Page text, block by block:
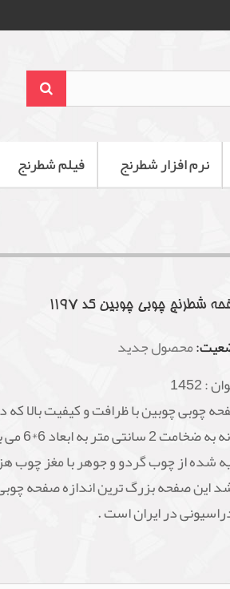
نرم افزار شطرنج فیلم شطرنج
شطرنج چوبی چوبین کد 1197
محصول جدید
:
1452
خانه به ضخامت
شده از چوب گردو و جوهر با مغز چوب
این صفحه بزرگ ترین اندازه صفحه
در ایران است .